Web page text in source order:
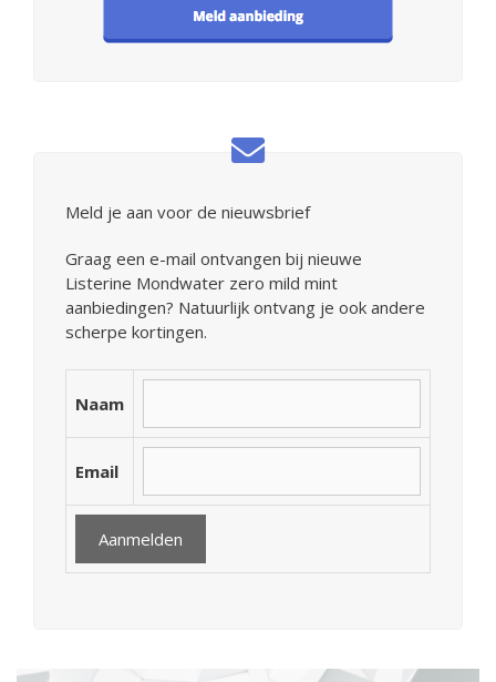
Meld je aan voor de nieuwsbrief
Graag een e-mail ontvangen bij nieuwe
Listerine Mondwater zero mild mint
aanbiedingen? Natuurlijk ontvang je ook andere
scherpe kortingen.
Naam
Email